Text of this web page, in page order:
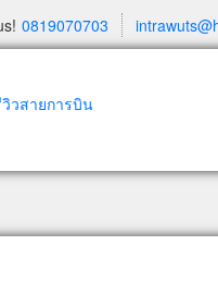
0819070703
วสายการบิน